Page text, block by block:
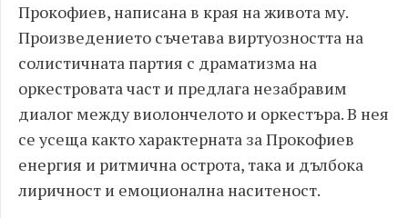
Прокофиев, написана в края на живота му.
Произведението съчетава виртуозността на
солистичната партия с драматизма на
оркестровата част и предлага незабравим
диалог между виолончелото и оркестъра. В нея
се усеща както характерната за Прокофиев
енергия и ритмична острота, така и дълбока
лиричност и емоционална наситеност.